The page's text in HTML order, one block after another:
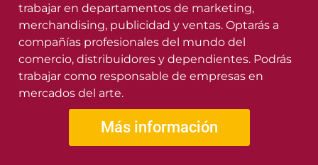
trabajar en departamentos de marketing,
merchandising, publicidad y ventas. Optarás a
compañías profesionales del mundo del
comercio, distribuidores y dependientes. Podrás
trabajar como responsable de empresas en
mercados del arte.
Más información